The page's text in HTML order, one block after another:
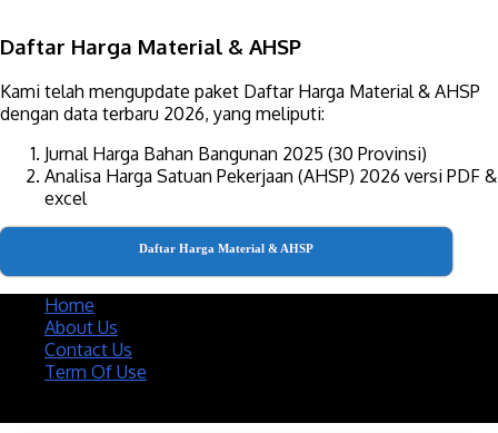
Daftar Harga Material & AHSP
Kami telah mengupdate paket Daftar Harga Material & AHSP
dengan data terbaru 2026, yang meliputi:
Jurnal Harga Bahan Bangunan 2025 (30 Provinsi)
Analisa Harga Satuan Pekerjaan (AHSP) 2026 versi PDF &
excel
Daftar Harga Material & AHSP
Home
About Us
Contact Us
Term Of Use